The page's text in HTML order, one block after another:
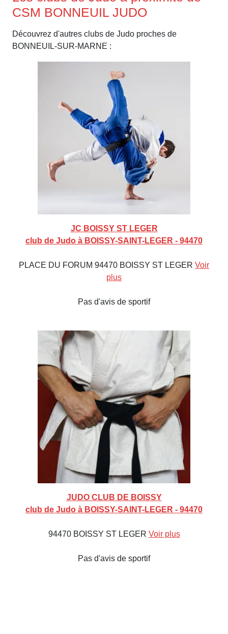
CSM BONNEUIL JUDO
Découvrez d'autres clubs de Judo proches de
BONNEUIL-SUR-MARNE :
JC BOISSY ST LEGER
club de Judo à BOISSY-SAINT-LEGER - 94470
PLACE DU FORUM 94470 BOISSY ST LEGER Voir
plus
Pas d'avis de sportif
JUDO CLUB DE BOISSY
club de Judo à BOISSY-SAINT-LEGER - 94470
94470 BOISSY ST LEGER Voir plus
Pas d'avis de sportif